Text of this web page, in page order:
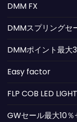
DMM FX
DMMスプリングセ
DMMポイント最大
Easy factor
FLP COB LED
GWセール最大10％